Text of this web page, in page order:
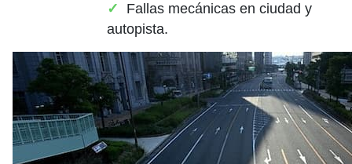
Fallas mecánicas en ciudad y
autopista.